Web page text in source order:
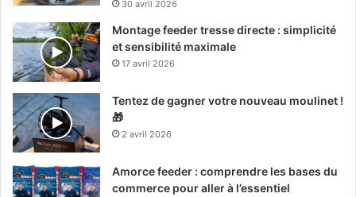
30 avril 2026
Montage feeder tresse directe : simplicité
et sensibilité maximale
17 avril 2026
Tentez de gagner votre nouveau moulinet !
🎁
2 avril 2026
Amorce feeder : comprendre les bases du
commerce pour aller à l’essentiel